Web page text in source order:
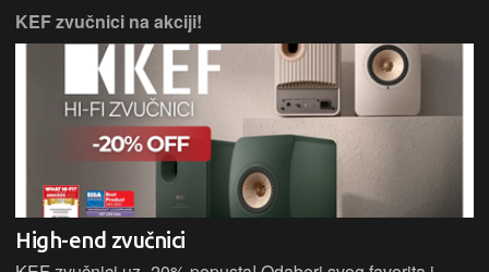
KEF zvučnici na akciji!
High-end zvučnici